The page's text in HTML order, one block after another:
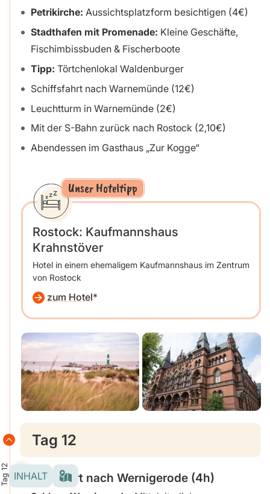
Petrikirche: Aussichtsplatzform besichtigen (4€)
Stadthafen mit Promenade: Kleine Geschäfte,
Fischimbissbuden & Fischerboote
Tipp: Törtchenlokal Waldenburger
Schiffsfahrt nach Warnemünde (12€)
Leuchtturm in Warnemünde (2€)
Mit der S-Bahn zurück nach Rostock (2,10€)
Abendessen im Gasthaus „Zur Kogge“
Unser Hoteltipp
Rostock: Kaufmannshaus
Krahnstöver
Hotel in einem ehemaligem Kaufmannshaus im Zentrum
von Rostock
zum Hotel
Tag 12
Tag 12
Weiterfahrt nach Wernigerode (4h)
INHALT